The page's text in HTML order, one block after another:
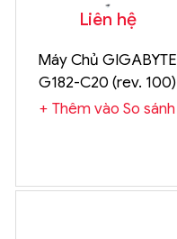
Liên hệ
Máy Chủ GIGABYTE
G182-C20 (rev. 100)
Chính Hãng
Thêm vào So sánh